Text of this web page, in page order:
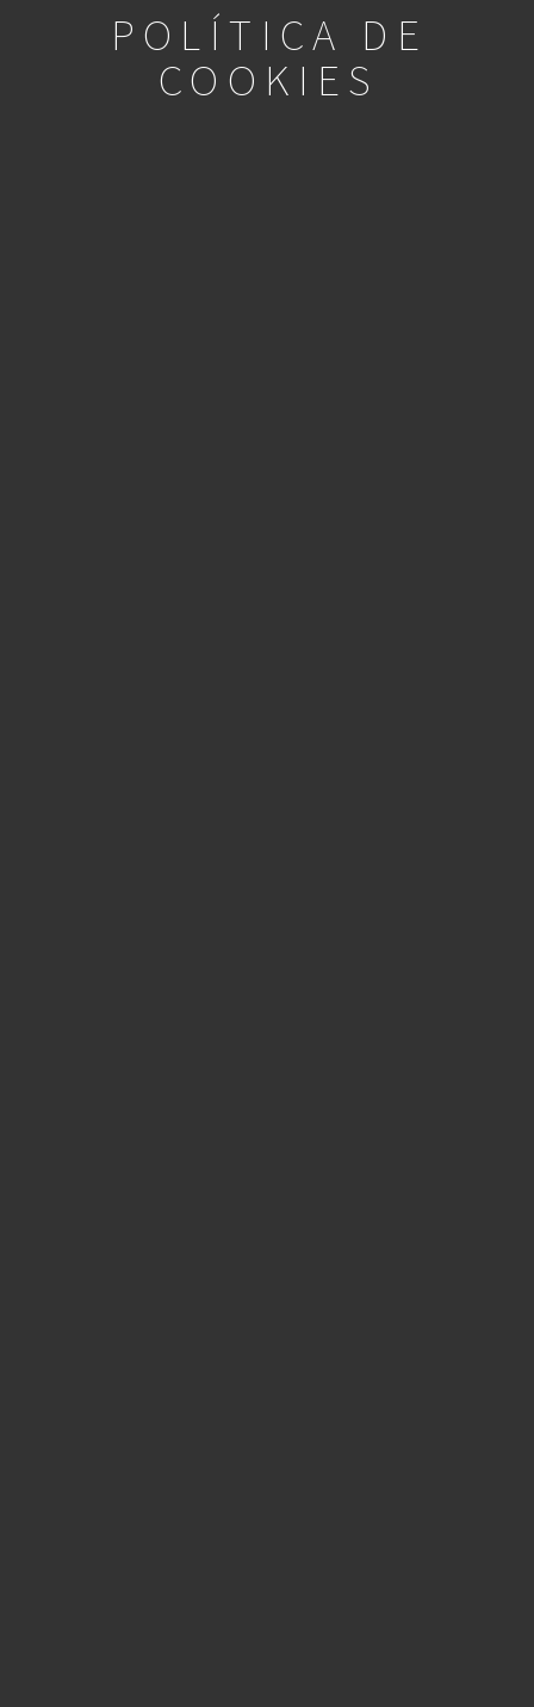
POLÍTICA DE
COOKIES